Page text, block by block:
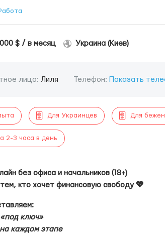
$ / в месяц Украина (Киев)
лицо: Лиля Телефон: Показать
Для Украинцев Для
2-3 часа в день
без офиса и начальников (18+)
кто хочет финансовую свободу 💖
ключ»
каждом этапе